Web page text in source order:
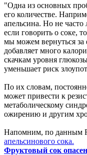
"Одна из основных
его количестве.
апельсина. Но не
если говорить о соке,
мы можем вернуться за
добавляет много
скачкам уровня
уменьшает риск
По их словам,
может привести к
метаболическому
ожирению и другим
Напомним, по данным
апельсинового сока.
Фруктовый сок